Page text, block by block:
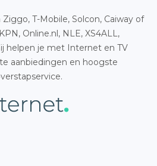
T-Mobile, Solcon, Caiway of
Online.nl, NLE, XS4ALL,
helpen je met Internet en TV
aanbiedingen en hoogste